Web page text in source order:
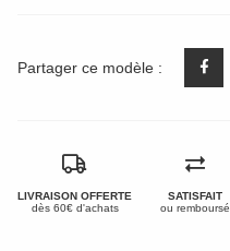
Partager ce modèle :
LIVRAISON OFFERTE
dès 60€ d'achats
SATISFAIT
ou remboursé